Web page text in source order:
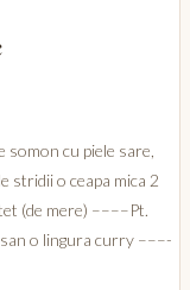
cu piele sare,
stridii o ceapa mica 2
(de mere) ––––Pt.
o lingura curry –––-